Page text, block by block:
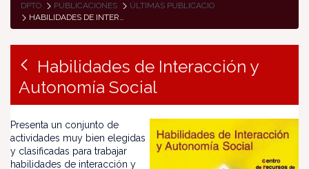
DPTO PUBLICACIONES
ÚLTIMAS PUBLICACIONES
HABILIDADES DE INTERACCIÓN Y AUTONOMÍA SOCIAL
Habilidades de Interacción y
Autonomía Social
Presenta un conjunto de
actividades muy bien elegidas
y clasificadas para trabajar
habilidades de interacción y